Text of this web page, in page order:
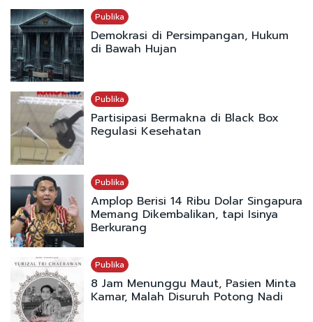
Publika
Demokrasi di Persimpangan, Hukum
di Bawah Hujan
Publika
Partisipasi Bermakna di Black Box
Regulasi Kesehatan
Publika
Amplop Berisi 14 Ribu Dolar Singapura
Memang Dikembalikan, tapi Isinya
Berkurang
Publika
8 Jam Menunggu Maut, Pasien Minta
Kamar, Malah Disuruh Potong Nadi